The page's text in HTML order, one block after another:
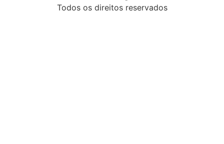
Todos os direitos reservados